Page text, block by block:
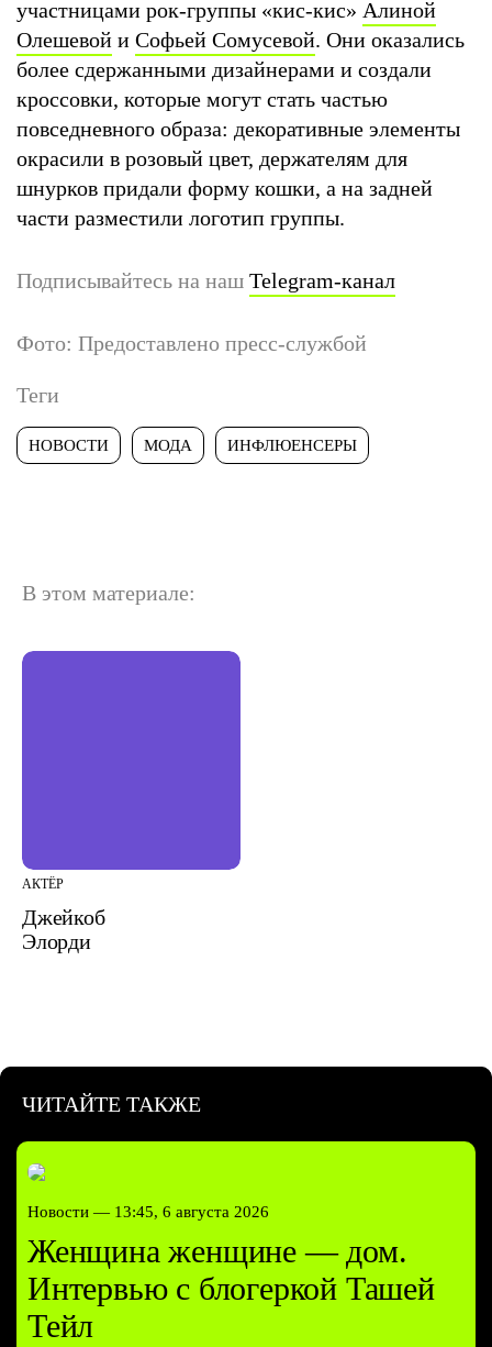
участницами рок-группы «кис-кис» Алиной
Олешевой и Софьей Сомусевой. Они оказались
более сдержанными дизайнерами и создали
кроссовки, которые могут стать частью
повседневного образа: декоративные элементы
окрасили в розовый цвет, держателям для
шнурков придали форму кошки, а на задней
части разместили логотип группы.
Подписывайтесь на наш Telegram-канал
Фото: Предоставлено пресс-службой
Теги
НОВОСТИ МОДА ИНФЛЮЕНСЕРЫ
В этом материале:
АКТЁР
Джейкоб
Элорди
ЧИТАЙТЕ ТАКЖЕ
Новости — 13:45, 6 августа 2026
Женщина женщине — дом.
Интервью с блогеркой Ташей
Тейл